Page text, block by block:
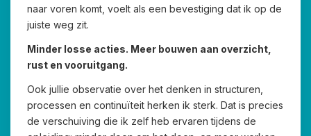
naar voren komt, voelt als een bevestiging dat ik op de
juiste weg zit.
Minder losse acties. Meer bouwen aan overzicht,
rust en vooruitgang.
Ook jullie observatie over het denken in structuren,
processen en continuïteit herken ik sterk. Dat is precies
de verschuiving die ik zelf heb ervaren tijdens de